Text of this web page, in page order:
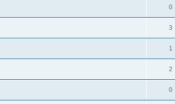
0
3
1
2
0